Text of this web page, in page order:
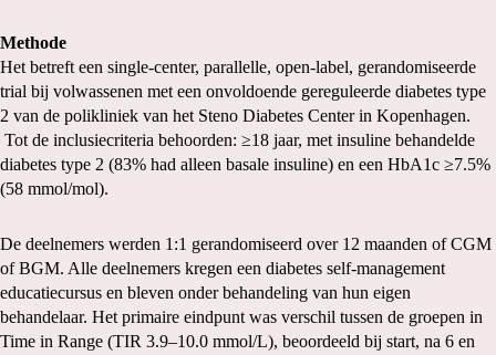
Methode
Het betreft een single-center, parallelle, open-label, gerandomiseerde
trial bij volwassenen met een onvoldoende gereguleerde diabetes type
2 van de polikliniek van het Steno Diabetes Center in Kopenhagen.
Tot de inclusiecriteria behoorden: ≥18 jaar, met insuline behandelde
diabetes type 2 (83% had alleen basale insuline) en een HbA1c ≥7.5%
(58 mmol/mol).
De deelnemers werden 1:1 gerandomiseerd over 12 maanden of CGM
of BGM. Alle deelnemers kregen een diabetes self-management
educatiecursus en bleven onder behandeling van hun eigen
behandelaar. Het primaire eindpunt was verschil tussen de groepen in
Time in Range (TIR 3.9–10.0 mmol/L), beoordeeld bij start, na 6 en